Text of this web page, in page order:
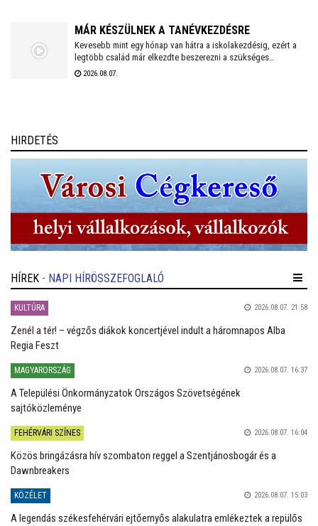
MÁR KÉSZÜLNEK A TANÉVKEZDÉSRE
Kevesebb mint egy hónap van hátra a iskolakezdésig, ezért a
legtöbb család már elkezdte beszerezni a szükséges
tanszereket. A fehérvári papír-írószer üzletek már július eleje
2026.08.07.
HIRDETÉS
HÍREK - NAPI HÍRÖSSZEFOGLALÓ
KULTÚRA 2026.08.07. 21:58
Zenél a tér! – végzős diákok koncertjével indult a háromnapos Alba
Regia Feszt
MAGYARORSZÁG 2026.08.07. 16:37
A Települési Önkormányzatok Országos Szövetségének
sajtóközleménye
FEHÉRVÁRI SZÍNES 2026.08.07. 16:04
Közös bringázásra hív szombaton reggel a Szentjánosbogár és a
Dawnbreakers
KÖZÉLET 2026.08.07. 15:03
A legendás székesfehérvári ejtőernyős alakulatra emlékeztek a repülős